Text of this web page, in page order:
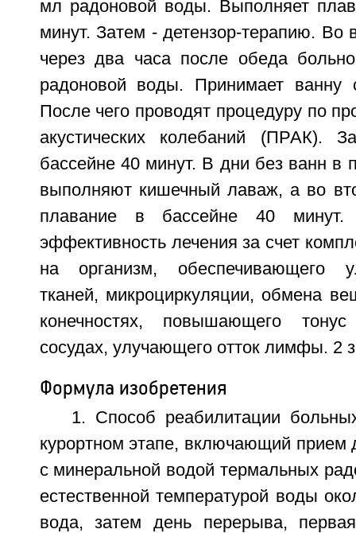
мл радоновой воды. Выполняет
минут. Затем - детензор-терапию. Во
через два часа после обеда
радоновой воды. Принимает ванну
После чего проводят процедуру по
акустических колебаний (ПРАК).
бассейне 40 минут. В дни без ванн в
выполняют кишечный лаваж, а во
плавание в бассейне 40 минут.
эффективность лечения за счет
на организм, обеспечивающего
тканей, микроциркуляции, обмена
конечностях, повышающего
сосудах, улучающего отток лимфы. 2
Формула изобретения
1. Способ реабилитации
курортном этапе, включающий прием
с минеральной водой термальных
естественной температурой воды
вода, затем день перерыва,